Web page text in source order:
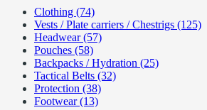
Clothing (74)
Vests / Plate carriers / Chestrigs (125)
Headwear (57)
Pouches (58)
Backpacks / Hydration (25)
Tactical Belts (32)
Protection (38)
Footwear (13)